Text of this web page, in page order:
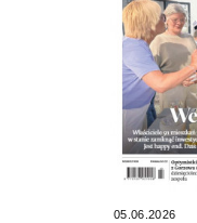
05.06.2026